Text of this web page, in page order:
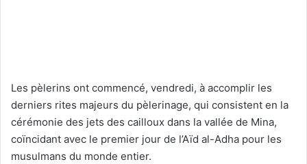
Les pèlerins ont commencé, vendredi, à accomplir les
derniers rites majeurs du pèlerinage, qui consistent en la
cérémonie des jets des cailloux dans la vallée de Mina,
coïncidant avec le premier jour de l’Aïd al-Adha pour les
musulmans du monde entier.